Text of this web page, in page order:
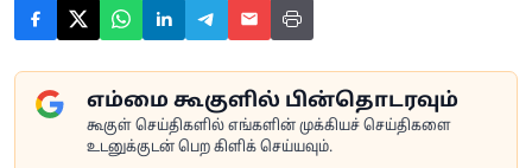
எம்மை கூகுளில் பின்தொடரவும்
கூகுள் செய்திகளில் எங்களின் முக்கியச் செய்திகளை
உடனுக்குடன் பெற கிளிக் செய்யவும்.